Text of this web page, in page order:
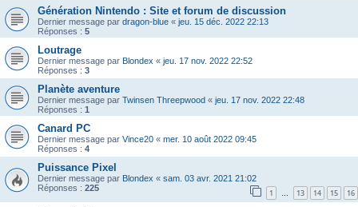
Génération Nintendo : Site et forum de discussion
Dernier message par dragon-blue « jeu. 15 déc. 2022 22:13
Réponses : 5
Loutrage
Dernier message par Blondex « jeu. 17 nov. 2022 22:52
Réponses : 3
Planète aventure
Dernier message par Twinsen Threepwood « jeu. 17 nov. 2022 22:48
Réponses : 1
Canard PC
Dernier message par Vince20 « mer. 10 août 2022 09:45
Réponses : 4
Puissance Pixel
Dernier message par Blondex « sam. 03 avr. 2021 21:02
Réponses : 225 1 … 13 14 15 16